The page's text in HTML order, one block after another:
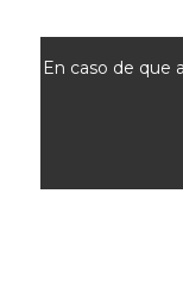
En caso de que